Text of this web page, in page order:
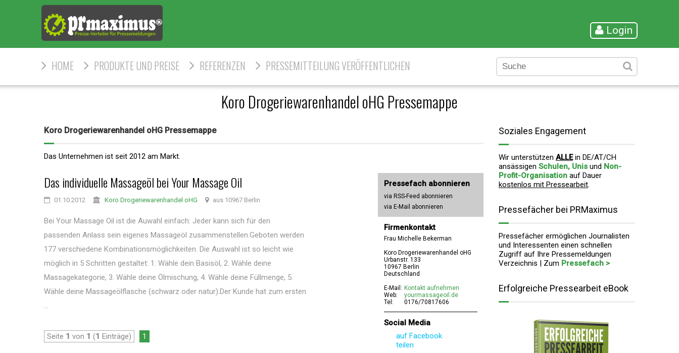
Login
HOME PRODUKTE UND PREISE REFERENZEN PRESSEMITTEILUNG VERÖFFENTLICHEN
Koro Drogeriewarenhandel oHG Pressemappe
Koro Drogeriewarenhandel oHG Pressemappe
Das Unternehmen ist seit 2012 am Markt.
Das individuelle Massageöl bei Your Massage Oil
01.10.2012 Koro Drogeriewarenhandel oHG aus 10967 Berlin
Bei Your Massage Oil ist die Auwahl einfach: Jeder kann sich für den
passenden Anlass sein eigenes Massageöl zusammenstellen.Geboten werden
177 verschiedene Kombinationsmöglichkeiten. Die Auswahl ist so leicht wie
möglich in 5 Schritten gestaltet: 1. Wähle dein Basisöl, 2. Wähle deine
Massagekategorie, 3. Wähle deine Ölmischung, 4. Wähle deine Füllmenge, 5.
Wähle deine Massageölflasche (schwarz oder natur).Der Kunde hat zum ersten
...
Seite 1 von 1 (1 Einträge) 1
Pressefach abonnieren
via RSS-Feed abonnieren
via E-Mail abonnieren
Firmenkontakt
Frau Michelle Bekerman
Koro Drogeriewarenhandel oHG
Urbanstr. 133
10967 Berlin
Deutschland
E-Mail: Kontakt aufnehmen
Web:
yourmassageoil.de
Tel:
0176/70817606
Social Media
auf Facebook
teilen
Soziales Engagement
Wir unterstützen ALLEin DE/AT/CH
ansässigen Schulen, Unis und Non-
Profit-Organisation auf Dauer
kostenlos mit Pressearbeit.
Pressefächer bei PRMaximus
Pressefächer ermöglichen Journalisten
und Interessenten einen schnellen
Zugriff auf Ihre Pressemeldungen
Verzeichnis | Zum Pressefach >
Erfolgreiche Pressearbeit eBook